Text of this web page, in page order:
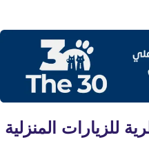
للزيارات المنزلية